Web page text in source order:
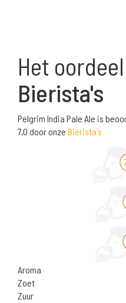
Het
Bierista's
Pelgrim India Pale Ale is
7,0 door onze Bierista's
Aroma
Zoet
Zuur